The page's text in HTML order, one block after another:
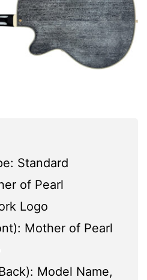
Standard
of Pearl
Logo
Mother of Pearl
Model Name,